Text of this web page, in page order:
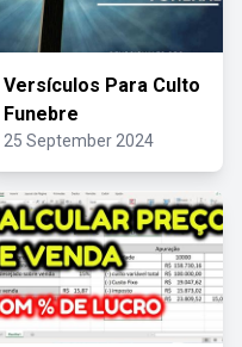
Versículos Para Culto
Funebre
25 September 2024